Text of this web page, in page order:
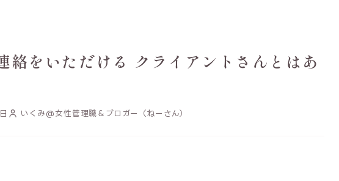
絡をいただける クライアントさんとはあ
いくみ@女性管理職＆ブロガー（ねーさん）